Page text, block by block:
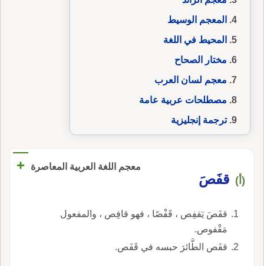
المعجم الوسيط
المحيط في اللغة
مختار الصحاح
معجم لسان العرب
مصطلحات عربية عامة
ترجمة إنجليزية
معجم اللغة العربية المعاصرة +
(أ) قفَصَ
قفَصَ يَقفِص ، قَفْصًا ، فهو قافِص ، والمفعول
مَقْفوص.
قفَص الطَّائرَ حبسه في قَفَص.